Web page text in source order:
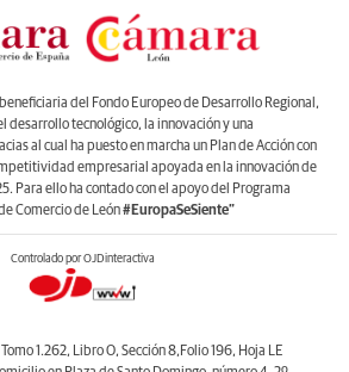
del Fondo Europeo de Desarrollo Regional,
desarrollo tecnológico, la innovación y una
al cual ha puesto en marcha un Plan de Acción con
empresarial apoyada en la innovación de
Para ello ha contado con el apoyo del Programa
Comercio de León#EuropaSeSiente”
Controlado por OJDinteractiva
1.262, Libro O, Sección 8,Folio 196, Hoja LE